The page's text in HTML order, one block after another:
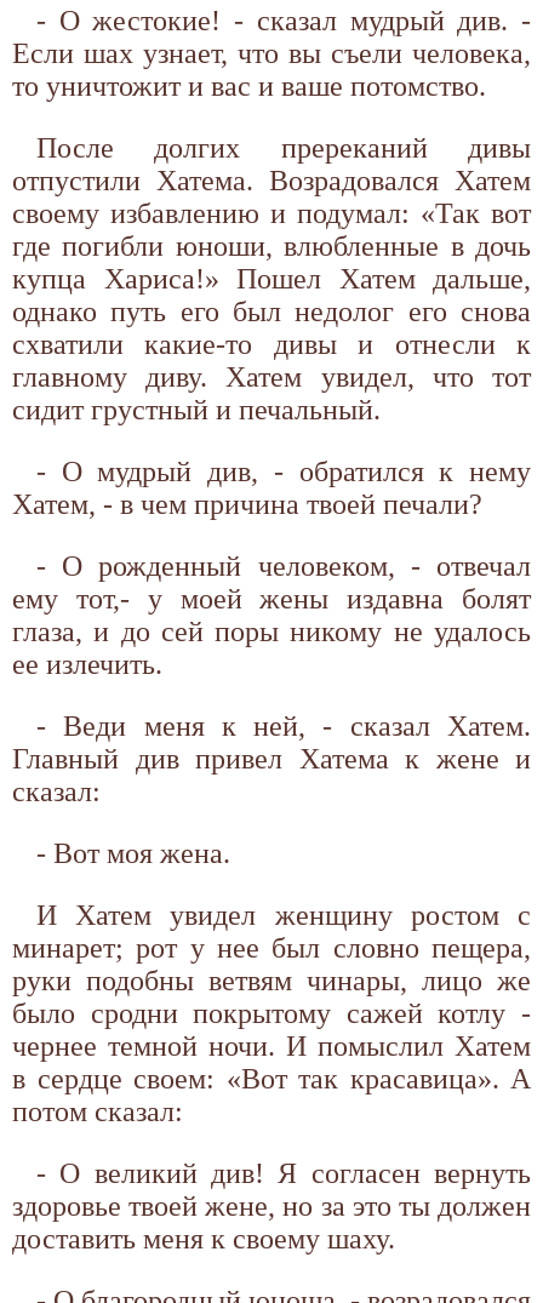
- О жестокие! - сказал мудрый див. -
Если шах узнает, что вы съели человека,
то уничтожит и вас и ваше потомство.
После долгих пререканий дивы
отпустили Хатема. Возрадовался Хатем
своему избавлению и подумал: «Так вот
где погибли юноши, влюбленные в дочь
купца Хариса!» Пошел Хатем дальше,
однако путь его был недолог его снова
схватили какие-то дивы и отнесли к
главному диву. Хатем увидел, что тот
сидит грустный и печальный.
- О мудрый див, - обратился к нему
Хатем, - в чем причина твоей печали?
- О рожденный человеком, - отвечал
ему тот,- у моей жены издавна болят
глаза, и до сей поры никому не удалось
ее излечить.
- Веди меня к ней, - сказал Хатем.
Главный див привел Хатема к жене и
сказал:
- Вот моя жена.
И Хатем увидел женщину ростом с
минарет; рот у нее был словно пещера,
руки подобны ветвям чинары, лицо же
было сродни покрытому сажей котлу -
чернее темной ночи. И помыслил Хатем
в сердце своем: «Вот так красавица». А
потом сказал:
- О великий див! Я согласен вернуть
здоровье твоей жене, но за это ты должен
доставить меня к своему шаху.